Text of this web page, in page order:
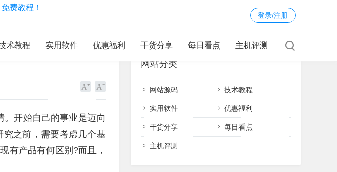
登录/注册
术教程 实用软件 优惠福利 干货分享 每日看点 主机评测
。开始自己的事业是迈向
之前，需要考虑几个基
有产品有何区别?而且，
网站分类
网站源码 技术教程
实用软件 优惠福利
干货分享 每日看点
主机评测